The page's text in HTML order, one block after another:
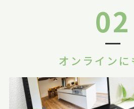
02
オンラインに